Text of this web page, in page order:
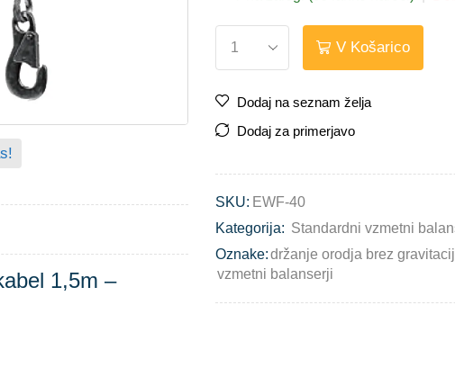
1,5m –
V Košarico
Dodaj na seznam želja
Dodaj za primerjavo
SKU: EWF-40
Kategorija: Standardni vzmetni
Oznake:držanje orodja brez
vzmetni balanserji